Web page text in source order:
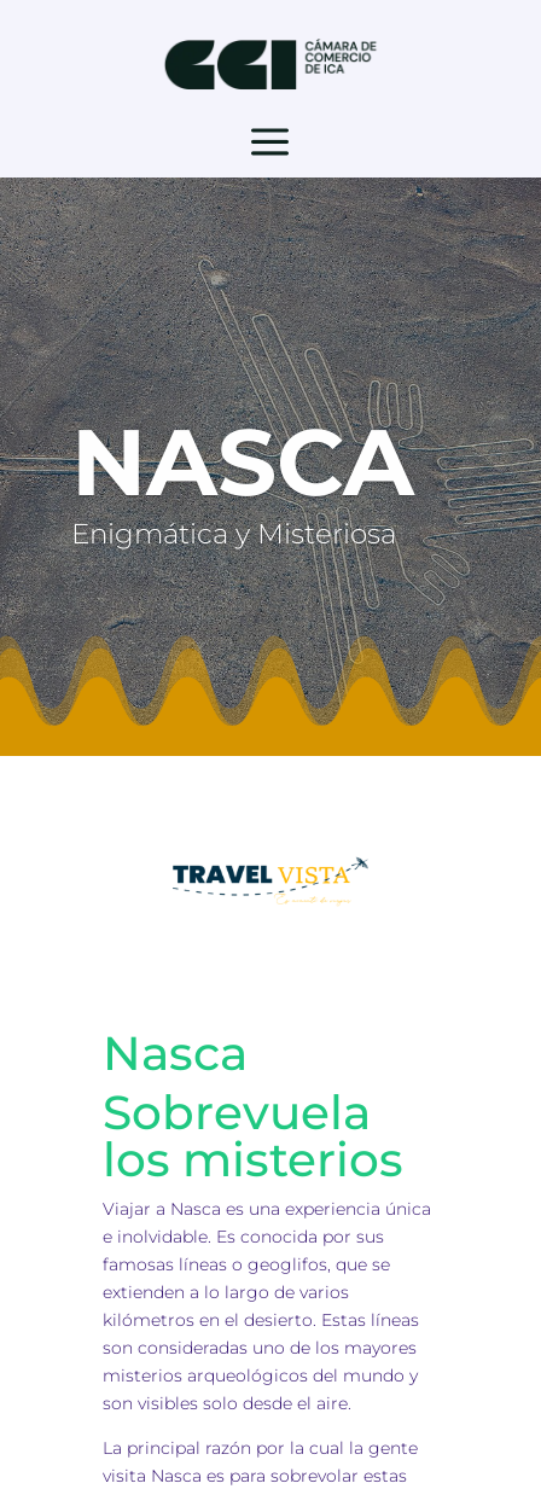
a
NASCA
Enigmática y Misteriosa
Nasca
Sobrevuela
los misterios
Viajar a Nasca es una experiencia única
e inolvidable. Es conocida por sus
famosas líneas o geoglifos, que se
extienden a lo largo de varios
kilómetros en el desierto. Estas líneas
son consideradas uno de los mayores
misterios arqueológicos del mundo y
son visibles solo desde el aire.
La principal razón por la cual la gente
visita Nasca es para sobrevolar estas